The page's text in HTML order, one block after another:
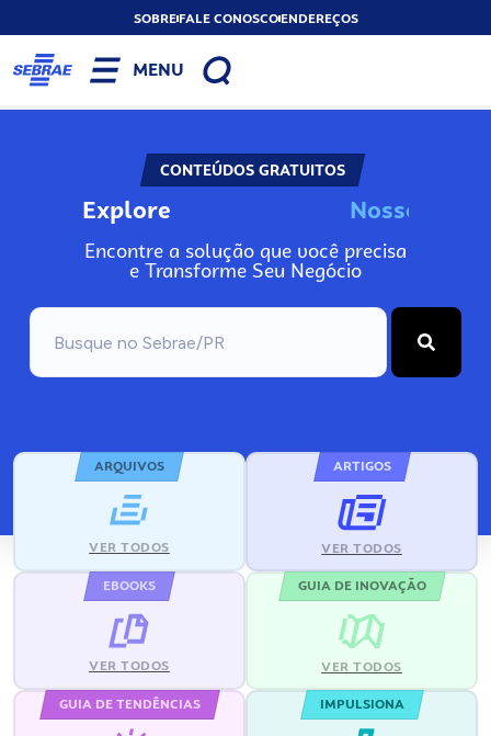
SOBREFALE CONOSCOENDEREÇOS
MENU
CONTEÚDOS GRATUITOS
Explore No
Encontre a solução que você precisa
e Transforme Seu Negócio
ARQUIVOS
VER TODOS
ARTIGOS
VER TODOS
EBOOKS
VER TODOS
GUIA DE INOVAÇÃO
VER TODOS
GUIA DE TENDÊNCIAS IMPULSIONA